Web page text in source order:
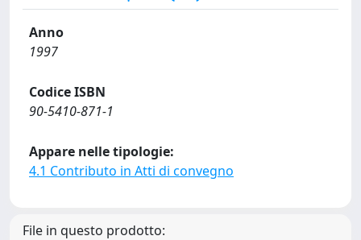
Anno
1997
Codice ISBN
90-5410-871-1
Appare nelle tipologie:
4.1 Contributo in Atti di convegno
File in questo prodotto: